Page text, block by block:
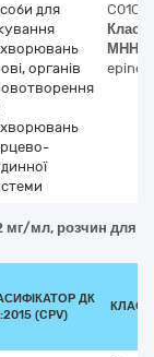
для
органів
МНН
мл, розчин для
ДК
(CPV)